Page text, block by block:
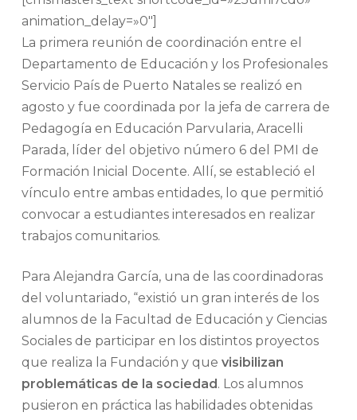
animation_delay=»0″]
La primera reunión de coordinación entre el
Departamento de Educación y los Profesionales
Servicio País de Puerto Natales se realizó en
agosto y fue coordinada por la jefa de carrera de
Pedagogía en Educación Parvularia, Aracelli
Parada, líder del objetivo número 6 del PMI de
Formación Inicial Docente. Allí, se estableció el
vínculo entre ambas entidades, lo que permitió
convocar a estudiantes interesados en realizar
trabajos comunitarios.
Para Alejandra García, una de las coordinadoras
del voluntariado, “existió un gran interés de los
alumnos de la Facultad de Educación y Ciencias
Sociales de participar en los distintos proyectos
que realiza la Fundación y que visibilizan
problemáticas de la sociedad. Los alumnos
pusieron en práctica las habilidades obtenidas